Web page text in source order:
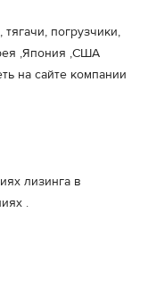
погрузчики,
,Япония ,США
на сайте компании
лизинга в
.